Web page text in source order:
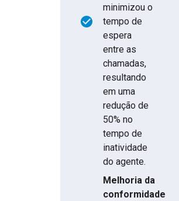
minimizou o
tempo de
espera
entre as
chamadas,
resultando
em uma
redução de
50% no
tempo de
inatividade
do agente.
Melhoria da
conformidade